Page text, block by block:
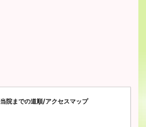
当院までの道順/アクセスマップ